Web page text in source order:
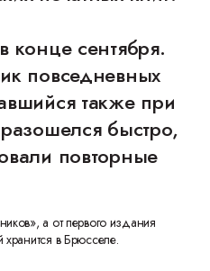
конце сентября.
повседневных
также при
быстро,
повторные
а от первого издания
в Брюсселе.